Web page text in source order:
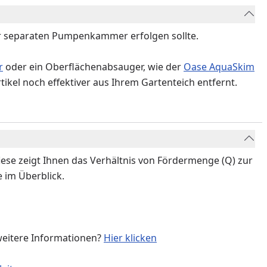
Pumpenkammer erfolgen sollte.
oder ein Oberflächenabsauger, wie der Oase AquaSkim
noch effektiver aus Ihrem Gartenteich entfernt.
zeigt Ihnen das Verhältnis von Fördermenge (Q) zur
im Überblick.
Informationen? Hier klicken